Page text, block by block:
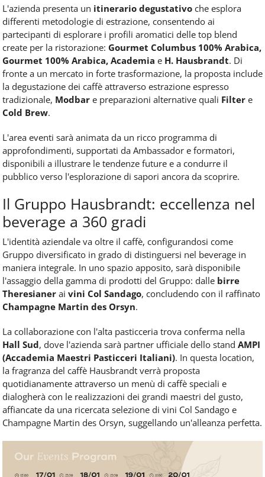
L'azienda presenta un itinerario degustativo che esplora
differenti metodologie di estrazione, consentendo ai
partecipanti di esplorare i profili aromatici delle top blend
create per la ristorazione: Gourmet Columbus 100% Arabica,
Gourmet 100% Arabica, Academia e H. Hausbrandt. Di
fronte a un mercato in forte trasformazione, la proposta include
la degustazione dei caffè attraverso estrazione espresso
tradizionale, Modbar e preparazioni alternative quali Filter e
Cold Brew.
L'area eventi sarà animata da un ricco programma di
approfondimenti, supportati da Ambassador e formatori,
disponibili a illustrare le tendenze future e a condurre il
pubblico verso l'esplorazione di sapori ancora da scoprire.
Il Gruppo Hausbrandt: eccellenza nel
beverage a 360 gradi
L'identità aziendale va oltre il caffè, configurandosi come
Gruppo diversificato in grado di distinguersi nel beverage in
maniera integrale. In uno spazio apposito, sarà disponibile
l'assaggio della gamma di prodotti del Gruppo: dalle birre
Theresianer ai vini Col Sandago, concludendo con il raffinato
Champagne Martin des Orsyn.
La collaborazione con l'alta pasticceria trova conferma nella
Hall Sud, dove l'azienda sarà partner ufficiale dello stand AMPI
(Accademia Maestri Pasticceri Italiani). In questa location,
la fragranza del caffè Hausbrandt verrà proposta
quotidianamente attraverso un menù di caffè speciali e
dialogherà con le realizzazioni dei grandi maestri del gusto,
affiancate da una ricercata selezione di vini Col Sandago e
Champagne Martin des Orsyn, suggellando un'alleanza perfetta.